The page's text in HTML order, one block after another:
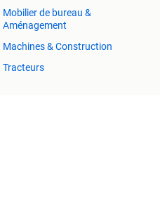
Mobilier de bureau &
Aménagement
Machines & Construction
Tracteurs